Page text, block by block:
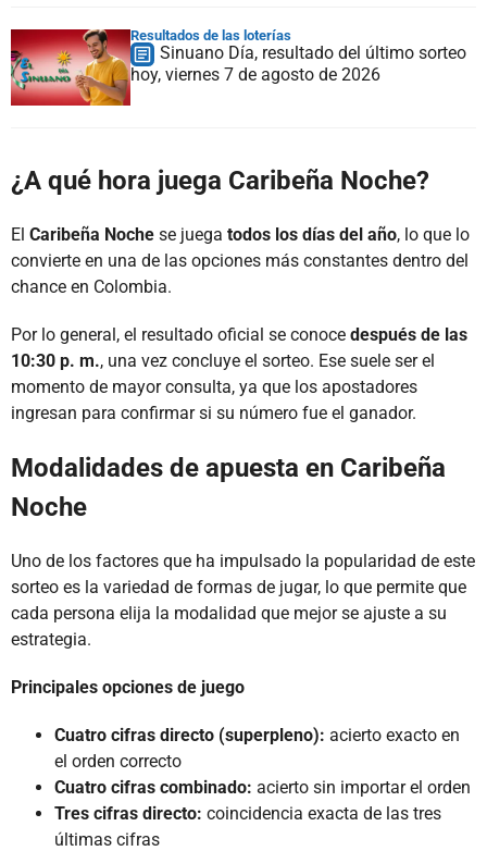
Resultados de las loterías
Sinuano Día, resultado del último sorteo
hoy, viernes 7 de agosto de 2026
¿A qué hora juega Caribeña Noche?
El Caribeña Noche se juega todos los días del año, lo que lo
convierte en una de las opciones más constantes dentro del
chance en Colombia.
Por lo general, el resultado oficial se conoce después de las
10:30 p. m., una vez concluye el sorteo. Ese suele ser el
momento de mayor consulta, ya que los apostadores
ingresan para confirmar si su número fue el ganador.
Modalidades de apuesta en Caribeña
Noche
Uno de los factores que ha impulsado la popularidad de este
sorteo es la variedad de formas de jugar, lo que permite que
cada persona elija la modalidad que mejor se ajuste a su
estrategia.
Principales opciones de juego
Cuatro cifras directo (superpleno): acierto exacto en
el orden correcto
Cuatro cifras combinado: acierto sin importar el orden
Tres cifras directo: coincidencia exacta de las tres
últimas cifras